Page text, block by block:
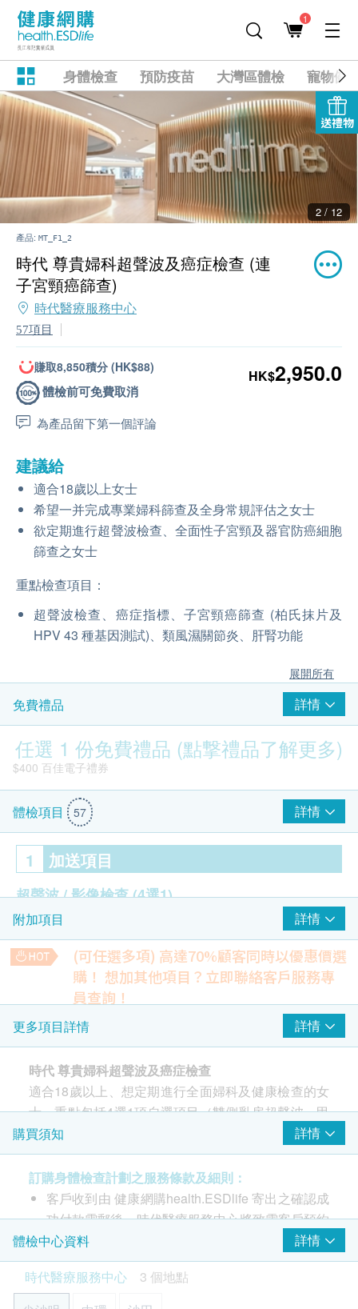
1
身體檢查 預防疫苗 大灣區體檢 寵物健
送禮物
2 / 12
產品: MT_F1_2
時代 尊貴婦科超聲波及癌症檢查 (連
子宮頸癌篩查)
時代醫療服務中心
57項目
賺取8,850積分 (HK$88)
體檢前可免費取消
為產品留下第一個評論
HK$2,950.0
建議給
適合18歲以上女士
希望一并完成專業婦科篩查及全身常規評估之女士
欲定期進行超聲波檢查、全面性子宮頸及器官防癌細胞
篩查之女士
重點檢查項目：
超聲波檢查、癌症指標、子宮頸癌篩查 (柏氏抹片及
HPV 43 種基因測試)、類風濕關節炎、肝腎功能
展開所有
免費禮品 詳情
任選 1 份免費禮品 (點撃禮品了解更多)
$400 百佳電子禮券
$400 AEON 禮券
$700 Hutchgo.com 旅遊禮券
體檢項目 57 詳情
1 加送項目
超聲波 / 影像檢查(4選1)
盆腔(經腹部)
甲狀腺超聲波
乳房超聲波 (雙側)
雙能量X光骨質密度量度 - 腰椎及股骨
癌症指標(2選1)
癌抗原125 (卵巢)
癌抗原15.3 (乳房)
2 重點項目
女士檢查項目 重點項目
柏氏子宮頸液基薄片檢查
人類乳頭瘤狀病毒基因分型測試(HPVDNA)
重點項目
人類乳頭狀瘤病毒基因測試 (43種)
附加項目 詳情
(可任選多項) 高達70%顧客同時以優惠價選
購！ 想加其他項目？立即聯絡客戶服務專
員查詢！
【特別優惠】複合糞便DNA檢測 (23種)
糞便DNA檢測比傳統顯微鏡更靈敏準確，能偵測微量寄生蟲並
精準辨識品種，同時可篩查腸道病毒與幽門螺旋桿菌，確保治
療對症下藥。
50% off
HK$450.0 HK$900
幽門螺旋菌吹氣測試
HK$950.0
乳房X光造影檢查 (只適合40歲以上女士)
(只適用於尖沙咀分店進行 及 只適合40歲以上女士) 可檢測腫
瘤、硬塊或鈣化物等乳房問題 (此檢查項目或需另約日期進行
檢查)
HK$1,500.0
更多項目詳情 詳情
時代 尊貴婦科超聲波及癌症檢查
適合18歲以上、想定期進行全面婦科及健康檢查的女
士。重點包括4選1項自選項目（雙側乳房超聲波、甲
狀腺超聲波、盆腔超聲波或雙能量X光骨質密度量
度）、2選1項癌症指標（卵巢癌及乳癌）。更全面涵
蓋子宮頸癌篩查（柏氏液基薄片檢查及43種HPV基因
測試）、甲狀腺功能、痛風、及類風濕關節炎檢查。
購買須知 詳情
訂購身體檢查計劃之服務條款及細則：
客戶收到由 健康網購health.ESDlife 寄出之確認成
功付款電郵後，時代醫療服務中心將致電客戶預約
身體檢查的時間及地點。
時代醫療服務中心 - 預約或查詢：3585 8533
客戶必須於預約當天出示身份證及列印訂購確認信
以確認身份。
體檢中心資料
詳情
時代醫療服務中心
3 個地點